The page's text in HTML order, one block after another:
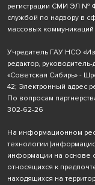
регистрации СМИ ЭЛ №
службой по надзору в
массовых коммуникаций
Учредитель ГАУ НСО
редактор,
«Советская Сибирь» -
42; Электронный адрес
По вопросам
302-62-26
На информационном
технологии
информации на основе
относящихся к
находящихся на